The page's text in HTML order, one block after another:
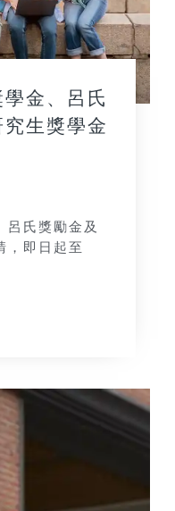
金、呂氏
生獎學金
呂氏獎勵金及
，即日起至